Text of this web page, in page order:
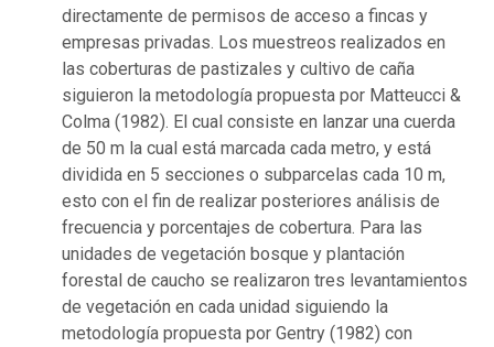
directamente de permisos de acceso a fincas y
empresas privadas. Los muestreos realizados en
las coberturas de pastizales y cultivo de caña
siguieron la metodología propuesta por Matteucci &
Colma (1982). El cual consiste en lanzar una cuerda
de 50 m la cual está marcada cada metro, y está
dividida en 5 secciones o subparcelas cada 10 m,
esto con el fin de realizar posteriores análisis de
frecuencia y porcentajes de cobertura. Para las
unidades de vegetación bosque y plantación
forestal de caucho se realizaron tres levantamientos
de vegetación en cada unidad siguiendo la
metodología propuesta por Gentry (1982) con